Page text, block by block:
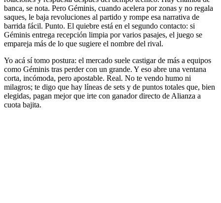
banca, se nota. Pero Géminis, cuando acelera por zonas y no regala
saques, le baja revoluciones al partido y rompe esa narrativa de
barrida fácil. Punto. El quiebre está en el segundo contacto: si
Géminis entrega recepción limpia por varios pasajes, el juego se
empareja más de lo que sugiere el nombre del rival.
Yo acá sí tomo postura: el mercado suele castigar de más a equipos
como Géminis tras perder con un grande. Y eso abre una ventana
corta, incómoda, pero apostable. Real. No te vendo humo ni
milagros; te digo que hay líneas de sets y de puntos totales que, bien
elegidas, pagan mejor que irte con ganador directo de Alianza a
cuota bajita.